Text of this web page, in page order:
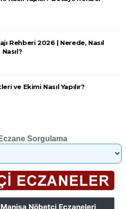
Rehberi 2026 | Nerede, Nasıl
ve Ekimi Nasıl Yapılır?
Sorgulama